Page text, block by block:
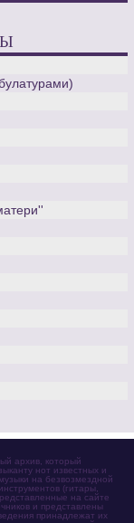
архив, который
нот известных и
на безвозмездной
(гитары,
на сайте
и представлены
принадлежат их